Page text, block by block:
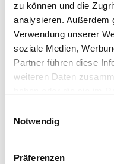
zu können und die
analysieren. Außerdem
Verwendung unserer
soziale Medien,
Partner führen diese
weiteren Daten
Notwendig
Präferenzen